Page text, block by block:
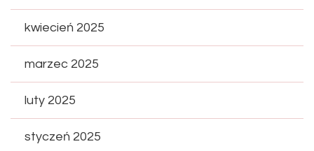
kwiecień 2025
marzec 2025
luty 2025
styczeń 2025